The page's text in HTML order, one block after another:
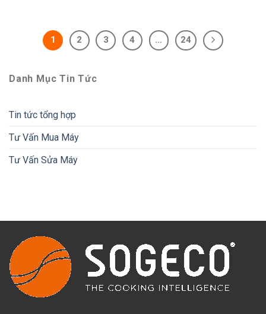
1 2 3 4 … 24
Danh Mục Tin Tức
Tin tức tổng hợp
Tư Vấn Mua Máy
Tư Vấn Sửa Máy